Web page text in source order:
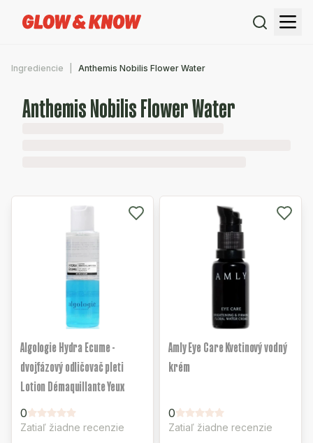
Ingrediencie Anthemis Nobilis Flower Water
Anthemis Nobilis Flower Water
Algologie Hydra Ecume -
dvojfázový odličovač pleti
Lotion Démaquillante Yeux
0
Zatiaľ žiadne recenzie
Amly Eye Care Kvetinový vodný
krém
0
Zatiaľ žiadne recenzie